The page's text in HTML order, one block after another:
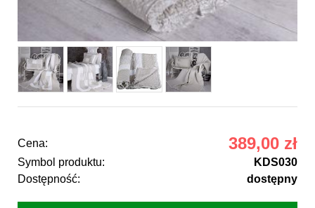
Cena: 389,00 zł
Symbol produktu:
KDS030
Dostępność:
dostępny